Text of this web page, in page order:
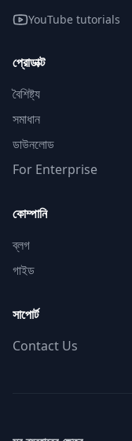
YouTube tutorials
প্রোডাক্ট
বৈশিষ্ট্য
সমাধান
ডাউনলোড
For Enterprise
কোম্পানি
ব্লগ
গাইড
সাপোর্ট
Contact Us